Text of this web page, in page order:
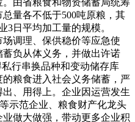
由省粮食和物资储蓄局统筹
量各不低于500吨原粮，其
日平均加工量的规模。
调理、保供稳价等应急使
负从体义务，并做出许诺
行串换品种和变动储存库
粮食进入社会义务储蓄，严
、用得上。企业因运营发生
示范企业、粮食财产化龙头
做大做强，带动更多企业积